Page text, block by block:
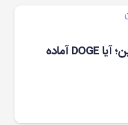
سیگنال مهم برای دوج‌ کوین؛ آیا DOGE آماده